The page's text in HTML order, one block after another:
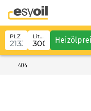
PLZ Liter
404